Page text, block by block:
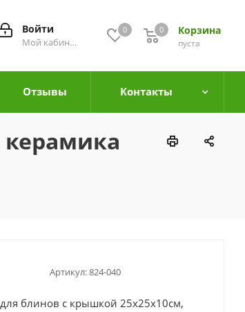
0 Корзина
0
пуста
0
Войти
Мой кабинет
Отзывы Контакты
Артикул:824-040
блинов с крышкой 25х25х10см,